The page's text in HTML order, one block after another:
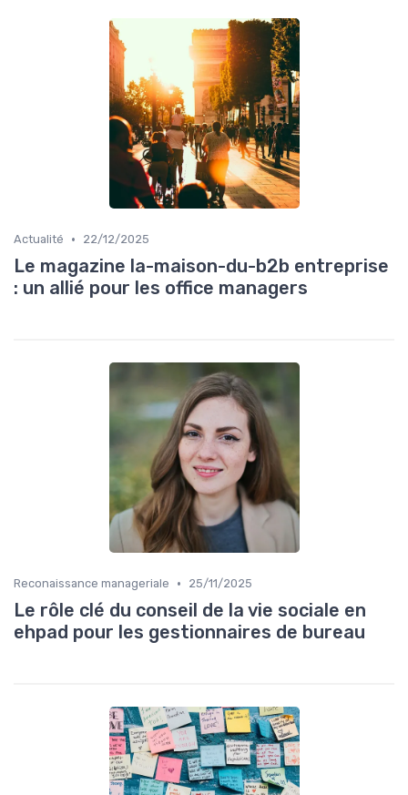
Actualité • 22/12/2025
Le magazine la-maison-du-b2b entreprise
: un allié pour les office managers
Reconaissance manageriale • 25/11/2025
Le rôle clé du conseil de la vie sociale en
ehpad pour les gestionnaires de bureau